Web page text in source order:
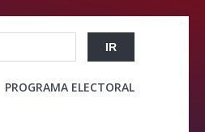
PROGRAMA ELECTORAL